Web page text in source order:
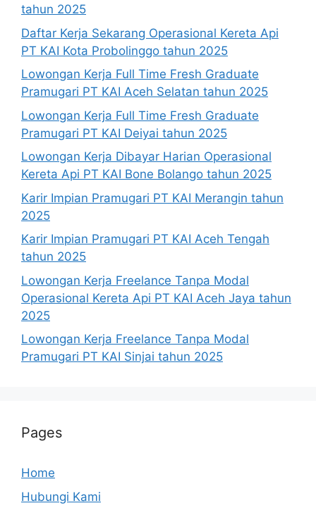
tahun 2025
Daftar Kerja Sekarang Operasional Kereta Api
PT KAI Kota Probolinggo tahun 2025
Lowongan Kerja Full Time Fresh Graduate
Pramugari PT KAI Aceh Selatan tahun 2025
Lowongan Kerja Full Time Fresh Graduate
Pramugari PT KAI Deiyai tahun 2025
Lowongan Kerja Dibayar Harian Operasional
Kereta Api PT KAI Bone Bolango tahun 2025
Karir Impian Pramugari PT KAI Merangin tahun
2025
Karir Impian Pramugari PT KAI Aceh Tengah
tahun 2025
Lowongan Kerja Freelance Tanpa Modal
Operasional Kereta Api PT KAI Aceh Jaya tahun
2025
Lowongan Kerja Freelance Tanpa Modal
Pramugari PT KAI Sinjai tahun 2025
Pages
Home
Hubungi Kami